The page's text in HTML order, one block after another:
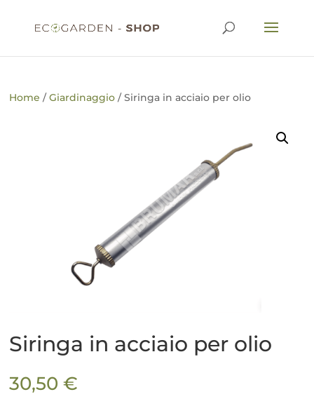
Home /Giardinaggio / Siringa in acciaio per olio
Siringa in acciaio per olio
30,50€